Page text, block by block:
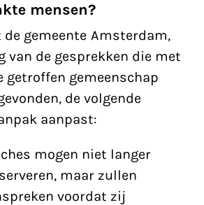
mensen?
gemeente Amsterdam,
van de gesprekken die met
getroffen gemeenschap
de volgende
aanpast:
mogen niet langer
maar zullen
voordat zij